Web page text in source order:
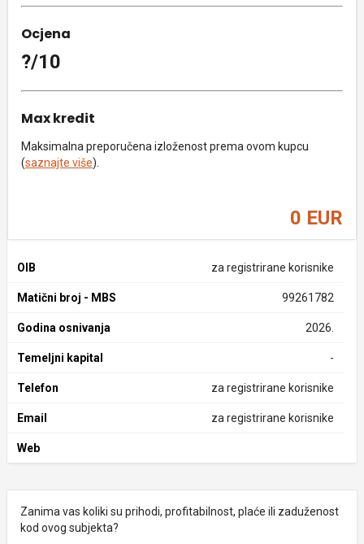
Ocjena
?/10
Max kredit
Maksimalna preporučena izloženost prema ovom kupcu
(saznajte više).
0 EUR
OIB za registrirane korisnike
Matični broj - MBS 99261782
Godina osnivanja 2026.
Temeljni kapital -
Telefon za registrirane korisnike
Email za registrirane korisnike
Web
Zanima vas koliki su prihodi, profitabilnost, plaće ili zaduženost
kod ovog subjekta?